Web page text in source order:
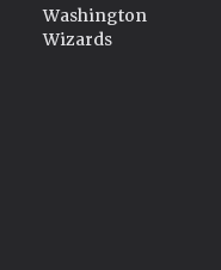
Washington
Wizards